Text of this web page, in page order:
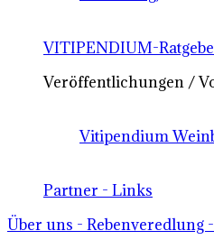
VITIPENDIUM-
Veröffentlichungen /
Vitipendium
Partner - Links
Über uns - Rebenveredlung